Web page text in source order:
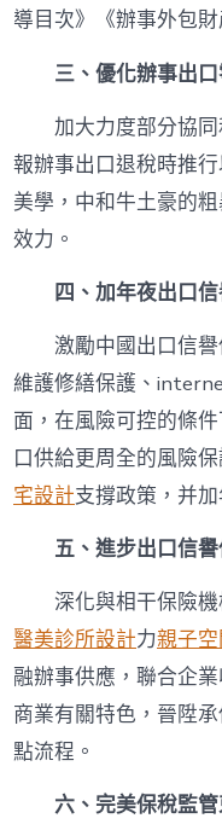
導目次》《辦事外包
三、優化辦事出
加大力度部分協
報辦事出口退稅時推
美學，中和牛土豪的
效力。
四、加年夜出口
激勵中國出口信
維護修繕保護、
面，在風險可控的條
口供給更周全的風險
宅設計支撐政策，并
五、進步出口信
深化與相干保險
醫美診所設計力親子
融辦事供應，聯合企
商業有關特色，晉陞
點流程。
六、完美保稅監